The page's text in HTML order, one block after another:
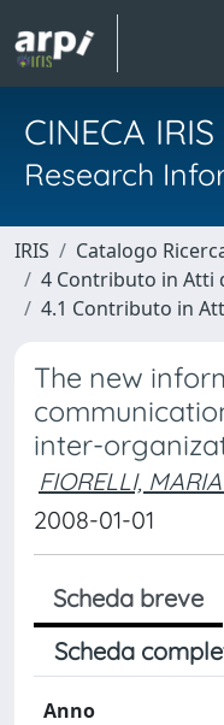
CINECA IRIS
Research
IRIS
Catalogo
4 Contributo in Atti
4.1 Contributo in
The new
inter-
FIORELLI,
2008-01-01
Scheda breve
Scheda
Anno